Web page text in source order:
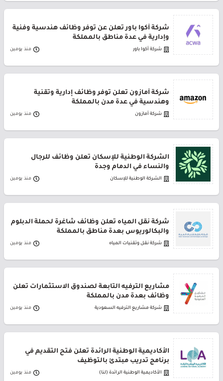
شركة أكوا باور تعلن عن توفر وظائف هندسية وفنية
وإدارية في عدة مناطق بالمملكة
شركة أكوا باور منذ يومين
شركة أمازون تعلن توفر وظائف إدارية وتقنية
وهندسية في عدة مدن بالمملكة
شركة أمازون منذ يومين
الشركة الوطنية للإسكان تعلن وظائف للرجال
والنساء في الدمام وجدة
الشركة الوطنية للإسكان منذ يومين
شركة نقل المياه تعلن وظائف شاغرة لحملة الدبلوم
والبكالوريوس بعدة مناطق بالمملكة
شركة نقل وتقنيات المياه منذ يومين
مشاريع الترفيه التابعة لصندوق الاستثمارات تعلن
وظائف بعدة مدن بالمملكة
شركة مشاريع الترفيه السعودية منذ يومين
الأكاديمية الوطنية الرائدة تعلن فتح التقديم في
برنامج تدريب مبتدئ بالتوظيف
الأكاديمية الوطنية الرائدة (لنا) منذ يومين